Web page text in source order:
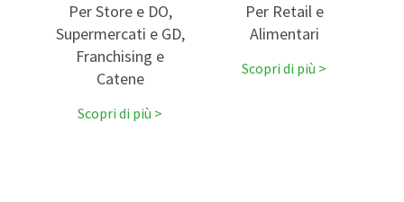
Per Store e DO,
Supermercati e GD,
Franchising e
Catene
Scopri di più
Per Retail e
Alimentari
Scopri di più